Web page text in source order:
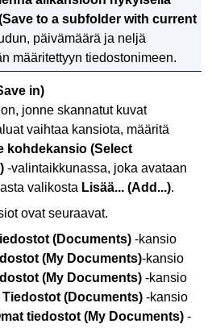
to a subfolder with current
päivämäärä ja neljä
määritettyyn tiedostonimeen.
in)
jonne skannatut kuvat
vaihtaa kansiota, määritä
kohdekansio (Select
-valintaikkunassa, joka avataan
valikosta Lisää... (Add...).
ovat seuraavat.
(Documents) -kansio
(My Documents)-kansio
(My Documents) -kansio
Tiedostot (Documents) -kansio
tiedostot (My Documents) -